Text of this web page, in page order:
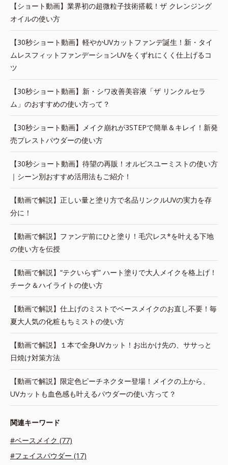
【ショート動画】業界初の超微粒子技術搭載！ザ クレンジング
オイルの使い方
【30秒ショート動画】軽やかUVカットファンデ誕生！新・タイ
ムレスフィットファンデーションUVをくずれにくく仕上げるコ
ツ
【30秒ショート動画】新・シワ改善美容液「ザ リンクルセラ
ム」のおすすめの使い方って？
【30秒ショート動画】メイク崩れが3STEPで簡単＆キレイ！新発
売プレストパウダーの使い方
【30秒ショート動画】待望の再販！オルビスユーミストの使い方
｜シーン別おすすめ活用法もご紹介！
【動画で解説】正しい量と塗り方で名品リンクルUVの実力を存
分に！
【動画で解説】ファンデ前にひと塗り！毛穴レス*を叶える下地
の使い方を伝授
【動画で解説】“テクいらず” ハート塗りで大人メイクを格上げ！
チーク＆ハイライトの使い方
【動画で解説】仕上げのミストでベースメイクのお直し不要！毎
夏大人気の化粧もちミストの使い方
【動画で解説】１本で全身UVカット！お出かけ先の、ササっと
日焼け対策方法
【動画で解説】限定色ピーチネクター登場！メイクの上から、
UVカットも血色感も叶えるパウダーの使い方って？
関連キーワード
#ベースメイク (77)
#フェイスパウダー (17)